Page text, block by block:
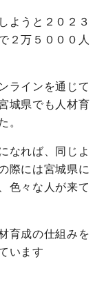
ようと２０２３
２万５０００人
ラインを通じて
城県でも人材育
。
なれば、同じよ
際には宮城県に
色々な人が来て
育成の仕組みを
います